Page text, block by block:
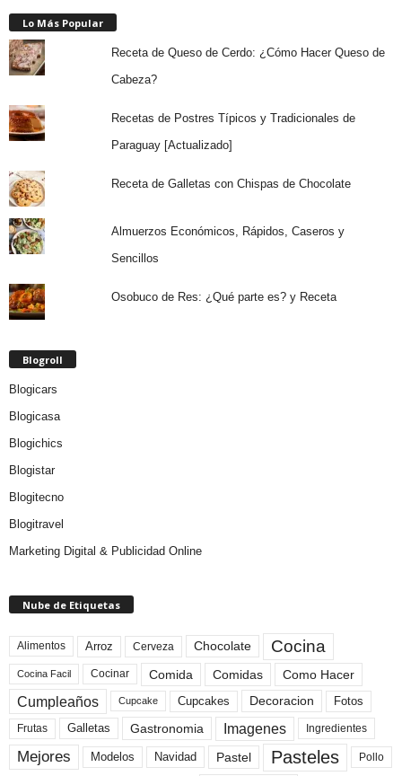
Lo Más Popular
Receta de Queso de Cerdo: ¿Cómo Hacer Queso de
Cabeza?
Recetas de Postres Típicos y Tradicionales de
Paraguay [Actualizado]
Receta de Galletas con Chispas de Chocolate
Almuerzos Económicos, Rápidos, Caseros y
Sencillos
Osobuco de Res: ¿Qué parte es? y Receta
Blogroll
Blogicars
Blogicasa
Blogichics
Blogistar
Blogitecno
Blogitravel
Marketing Digital & Publicidad Online
Nube de Etiquetas
Alimentos Arroz Cerveza Chocolate Cocina
Cocina Facil Cocinar Comida Comidas Como Hacer
Cumpleaños Cupcake Cupcakes Decoracion Fotos
Frutas Galletas Gastronomia Imagenes Ingredientes
Mejores Modelos Navidad Pastel Pasteles Pollo